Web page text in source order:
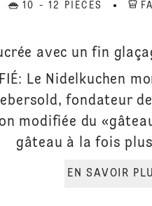
10 - 12 PIÈCES
avec un fin
Le
fondateur
modifiée du
gâteau à la fois